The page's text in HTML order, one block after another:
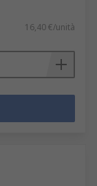
16,40 €/unità